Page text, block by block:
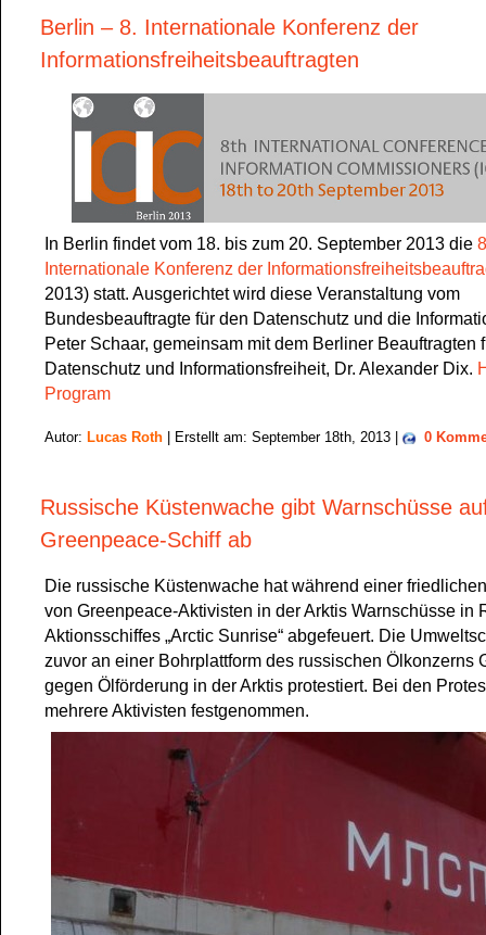
Berlin – 8. Internationale Konferenz der
Informationsfreiheitsbeauftragten
In Berlin findet vom 18. bis zum 20. September 2013 die
Internationale Konferenz der
2013) statt. Ausgerichtet wird diese Veranstaltung vom
Bundesbeauftragte für den Datenschutz und die
Peter Schaar, gemeinsam mit dem Berliner Beauftragten
Datenschutz und Informationsfreiheit, Dr. Alexander Dix.
Program
Autor: Lucas Roth | Erstellt am: September 18th, 2013 | 0
Russische Küstenwache gibt Warnschüsse
Greenpeace-Schiff ab
Die russische Küstenwache hat während einer
von Greenpeace-Aktivisten in der Arktis Warnschüsse in
Aktionsschiffes „Arctic Sunrise“ abgefeuert. Die
zuvor an einer Bohrplattform des russischen Ölkonzerns
gegen Ölförderung in der Arktis protestiert. Bei den
mehrere Aktivisten festgenommen.